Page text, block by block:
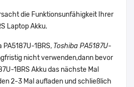
die Funktionsunfähigkeit Ihrer
Laptop Akku.
PA5187U-1BRS, Toshiba PA5187U-
nicht verwenden,dann bevor
1BRS Akku das nächste Mal
2-3 Mal aufladen und schließlich